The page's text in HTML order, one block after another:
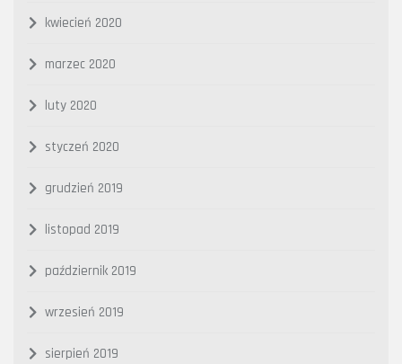
kwiecień 2020
marzec 2020
luty 2020
styczeń 2020
grudzień 2019
listopad 2019
październik 2019
wrzesień 2019
sierpień 2019